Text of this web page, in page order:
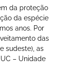
da proteção
da espécie
anos. Por
das
sudeste), as
– Unidade